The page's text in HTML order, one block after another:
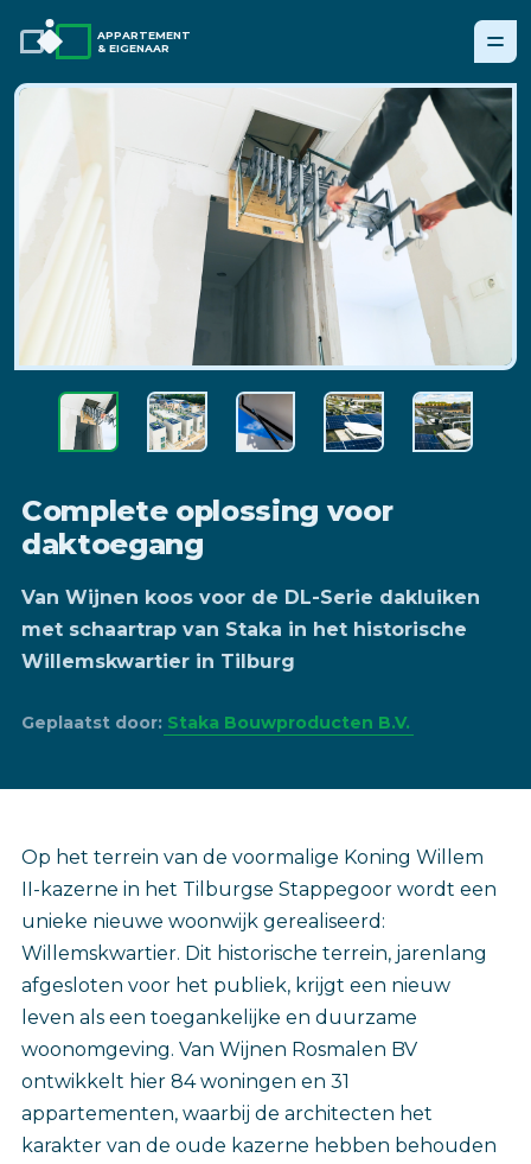
APPARTEMENT
& EIGENAAR
Complete oplossing voor
daktoegang
Van Wijnen koos voor de DL-Serie dakluiken
met schaartrap van Staka in het historische
Willemskwartier in Tilburg
Geplaatst door: Staka Bouwproducten B.V.
‎Op het terrein van de voormalige Koning Willem
II-kazerne in het Tilburgse Stappegoor wordt een
unieke nieuwe woonwijk gerealiseerd:
Willemskwartier. Dit historische terrein, jarenlang
afgesloten voor het publiek, krijgt een nieuw
leven als een toegankelijke en duurzame
woonomgeving. Van Wijnen Rosmalen BV
ontwikkelt hier 84 woningen en 31
appartementen, waarbij de architecten het
karakter van de oude kazerne hebben behouden